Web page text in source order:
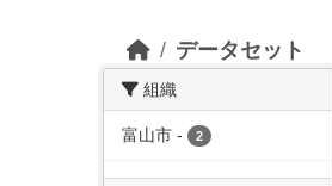
データセット
組織
富山市 - 2